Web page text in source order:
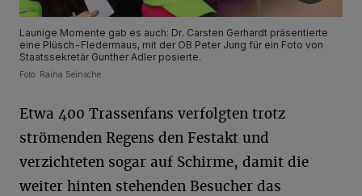
Launige Momente gab es auch: Dr. Carsten Gerhardt präsentierte
eine Plüsch-Fledermaus, mit der OB Peter Jung für ein Foto von
Staatssekretär Gunther Adler posierte.
Foto: Raina Seinsche
Etwa 400 Trassenfans verfolgten trotz
strömenden Regens den Festakt und
verzichteten sogar auf Schirme, damit die
weiter hinten stehenden Besucher das